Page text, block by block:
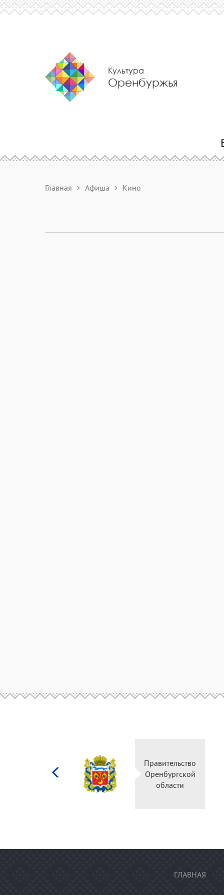
Культура
Оренбуржья
Главная Афиша Кино
Правительство
Оренбургской
области
ГЛАВНАЯ